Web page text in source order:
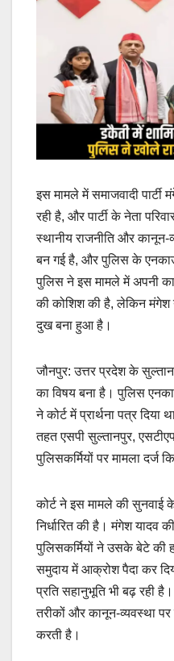
इस मामले में समाजवादी
रही है, और पार्टी के नेता
स्थानीय राजनीति और
बन गई है, और पुलिस के
पुलिस ने इस मामले में अपनी
की कोशिश की है, लेकिन मंगेश
दुख बना हुआ है।
जौनपुर: उत्तर प्रदेश के
का विषय बना है। पुलिस
ने कोर्ट में प्रार्थना पत्र
तहत एसपी सुल्तानपुर,
पुलिसकर्मियों पर मामला दर्ज
कोर्ट ने इस मामले की सुनवाई
निर्धारित की है। मंगेश यादव
पुलिसकर्मियों ने उसके बेटे की
समुदाय में आक्रोश पैदा कर
प्रति सहानुभूति भी बढ़ रही
तरीकों और कानून-व्यवस्था
करती है।